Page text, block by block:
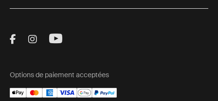
Visit Thule on Facebook (external link)
Visit Thule on Instagram (external link)
Visit Thule on Youtube (external
Options de paiement acceptées